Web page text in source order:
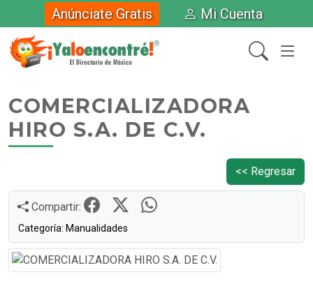
Anúnciate Gratis Mi Cuenta
COMERCIALIZADORA
HIRO S.A. DE C.V.
<< Regresar
Compartir:
Categoría: Manualidades